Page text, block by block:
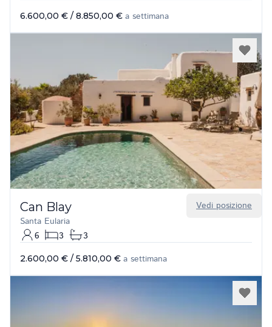
6.600,00 € / 8.850,00 € a settimana
Vedi posizione
Can Blay
Santa Eularia
6
3 3
2.600,00 € / 5.810,00 € a settimana